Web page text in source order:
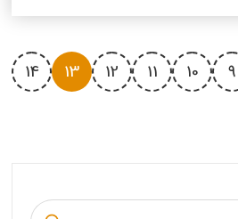
9
10
11
12
13
14